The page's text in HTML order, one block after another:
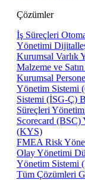
Çözümler
İş Süreçleri
Yönetimi
Kurumsal Varlık
Malzeme ve
Kurumsal
Yönetim Sistemi
Sistemi (İSG-Ç)
Süreçleri
Scorecard (BSC)
(KYS)
FMEA Risk
Olay Yönetimi
Yönetim Sistemi
Tüm Çözümleri